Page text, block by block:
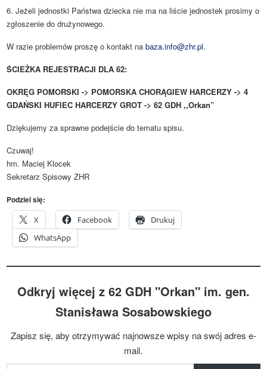
6. Jeżeli jednostki Państwa dziecka nie ma na liście jednostek prosimy o
zgłoszenie do drużynowego.
W razie problemów proszę o kontakt nabaza.info@zhr.pl.
ŚCIEŻKA REJESTRACJI DLA 62:
OKRĘG POMORSKI -> POMORSKA CHORĄGIEW HARCERZY -> 4
GDAŃSKI HUFIEC HARCERZY GROT -> 62 GDH ,,Orkan”
Dziękujemy za sprawne podejście do tematu spisu.
Czuwaj!
hm. Maciej Klocek
Sekretarz Spisowy ZHR
Podziel się:
X
Facebook
Drukuj
WhatsApp
Odkryj więcej z 62 GDH "Orkan" im. gen.
Stanisława Sosabowskiego
Zapisz się, aby otrzymywać najnowsze wpisy na swój adres e-
mail.
Wpisz swój adres e-mail…